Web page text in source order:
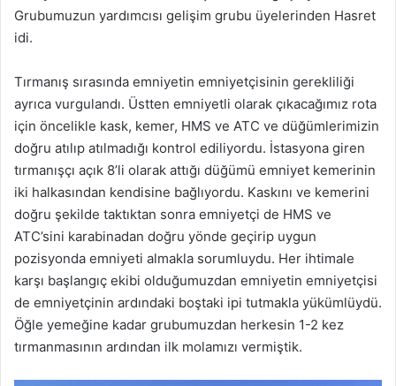
Grubumuzun yardımcısı gelişim grubu üyelerinden Hasret
idi.
Tırmanış sırasında emniyetin emniyetçisinin gerekliliği
ayrıca vurgulandı. Üstten emniyetli olarak çıkacağımız rota
için öncelikle kask, kemer, HMS ve ATC ve düğümlerimizin
doğru atılıp atılmadığı kontrol ediliyordu. İstasyona giren
tırmanışçı açık 8’li olarak attığı düğümü emniyet kemerinin
iki halkasından kendisine bağlıyordu. Kaskını ve kemerini
doğru şekilde taktıktan sonra emniyetçi de HMS ve
ATC’sini karabinadan doğru yönde geçirip uygun
pozisyonda emniyeti almakla sorumluydu. Her ihtimale
karşı başlangıç ekibi olduğumuzdan emniyetin emniyetçisi
de emniyetçinin ardındaki boştaki ipi tutmakla yükümlüydü.
Öğle yemeğine kadar grubumuzdan herkesin 1-2 kez
tırmanmasının ardından ilk molamızı vermiştik.